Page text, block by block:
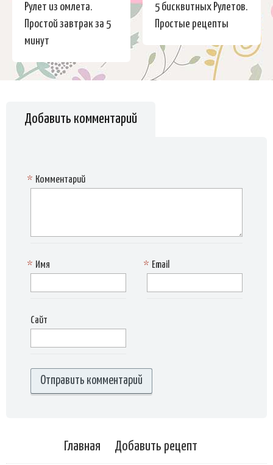
Рулет из омлета.
Простой завтрак за 5
минут
5 бисквитных Рулетов.
Простые рецепты
Добавить комментарий
Комментарий
*
Имя
* Email
*
Сайт
Главная Добавить рецепт